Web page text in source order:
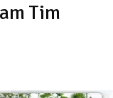
Tim